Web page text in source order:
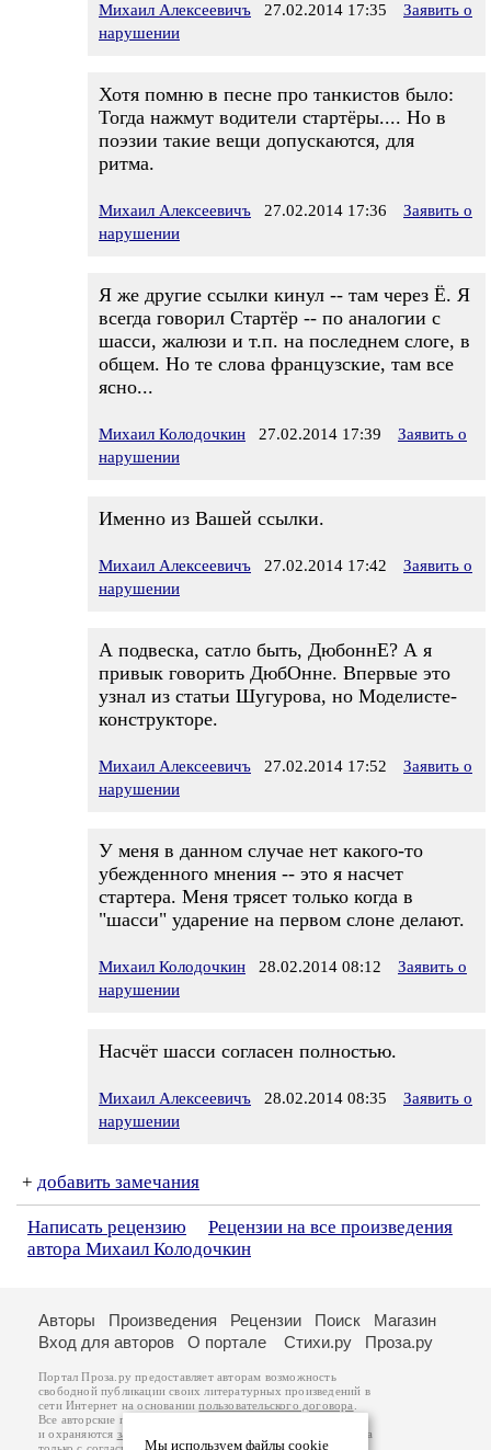
Михаил Алексеевичъ 27.02.2014 17:35
Заявить о
нарушении
Хотя помню в песне про танкистов было:
Тогда нажмут водители стартёры.... Но в
поэзии такие вещи допускаются, для
ритма.
Михаил Алексеевичъ 27.02.2014 17:36
Заявить о
нарушении
Я же другие ссылки кинул -- там через Ё. Я
всегда говорил Стартёр -- по аналогии с
шасси, жалюзи и т.п. на последнем слоге, в
общем. Но те слова французские, там все
ясно...
Михаил Колодочкин 27.02.2014 17:39
Заявить о
нарушении
Именно из Вашей ссылки.
Михаил Алексеевичъ 27.02.2014 17:42
Заявить о
нарушении
А подвеска, сатло быть, ДюбоннЕ? А я
привык говорить ДюбОнне. Впервые это
узнал из статьи Шугурова, но Моделисте-
конструкторе.
Михаил Алексеевичъ 27.02.2014 17:52
Заявить о
нарушении
У меня в данном случае нет какого-то
убежденного мнения -- это я насчет
стартера. Меня трясет только когда в
"шасси" ударение на первом слоне делают.
Михаил Колодочкин 28.02.2014 08:12
Заявить о
нарушении
Насчёт шасси согласен полностью.
Михаил Алексеевичъ 28.02.2014 08:35
Заявить о
нарушении
+ добавить замечания
Написать рецензию
Рецензии на все произведения
автора Михаил Колодочкин
Мы используем файлы cookie
Авторы Произведения Рецензии Поиск
Магазин
Вход для авторов
О портале Стихи.ру Проза.ру
Портал Проза.ру предоставляет авторам возможность
свободной публикации своих литературных произведений в
сети Интернет на основаниипользовательского договора
Все авторские права на произведения принадлежат авторам
и охраняются законом
. Перепечатка произведений возможна